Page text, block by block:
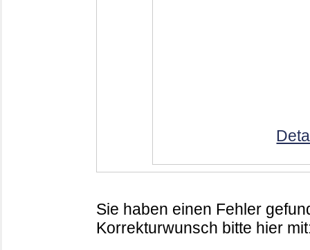
Sie haben einen Fehler
Korrekturwunsch bitte hier